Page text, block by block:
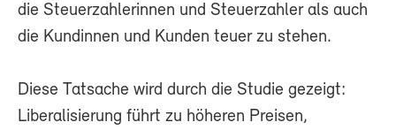
die Steuerzahlerinnen und Steuerzahler als auch
die Kundinnen und Kunden teuer zu stehen.
Diese Tatsache wird durch die Studie gezeigt:
Liberalisierung führt zu höheren Preisen,